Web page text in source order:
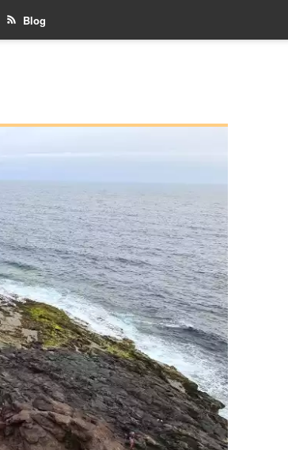
Blog